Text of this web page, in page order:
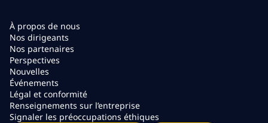
À propos de nous
Nos dirigeants
Nos partenaires
Perspectives
Nouvelles
Événements
Légal et conformité
Renseignements sur l’entreprise
Signaler les préoccupations éthiques